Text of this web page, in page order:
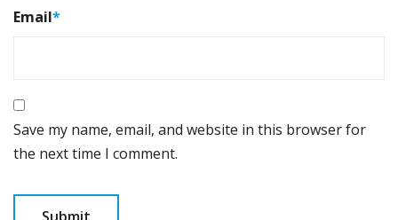
Email*
Save my name, email, and website in this browser for
the next time I comment.